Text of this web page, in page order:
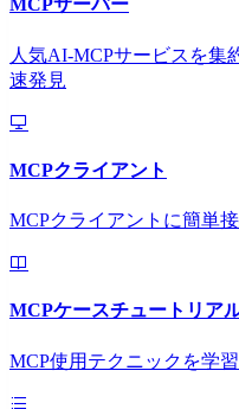
MCPサーバー
人気AI-MCPサービスを集
速発見
MCPクライアント
MCPクライアントに簡単
MCPケースチュートリア
MCP使用テクニックを学